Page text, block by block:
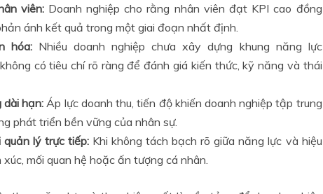
viên:Doanh nghiệp cho rằng nhân viên đạt KPI cao đồng
ánh kết quả trong một giai đoạn nhất định.
hóa: Nhiều doanh nghiệp chưa xây dựng khung năng lực
có tiêu chí rõ ràng để đánh giá kiến thức, kỹ năng và thái
hạn: Áp lực doanh thu, tiến độ khiến doanh nghiệp tập trung
phát triển bền vững của nhân sự.
lý trực tiếp:Khi không tách bạch rõ giữa năng lực và hiệu
mối quan hệ hoặc ấn tượng cá nhân.